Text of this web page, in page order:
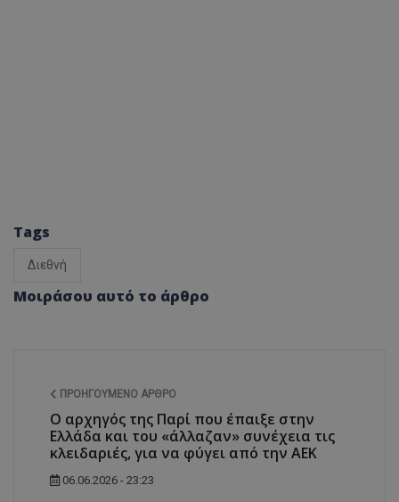
Tags
Διεθνή
Μοιράσου αυτό το άρθρο
ΠΡΟΗΓΟΎΜΕΝΟ ΆΡΘΡΟ
Ο αρχηγός της Παρί που έπαιξε στην
Ελλάδα και του «άλλαζαν» συνέχεια τις
κλειδαριές, για να φύγει από την ΑΕΚ
06.06.2026 - 23:23